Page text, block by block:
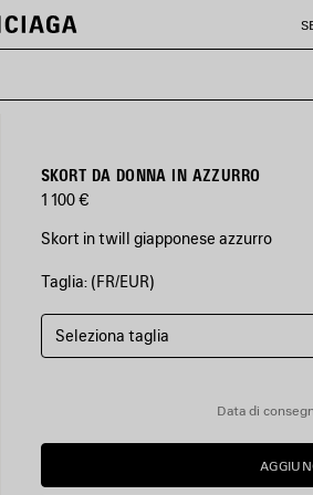
PREFERITI
SKORT DA DONNA IN AZZURRO
1 100 €
Skort in twill giapponese azzurro
COLORI
AZZURRO
Azzurro
Taglia: (FR/EUR)
Seleziona taglia
Data di